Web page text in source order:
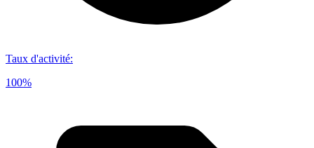
Taux d'activité:
100%